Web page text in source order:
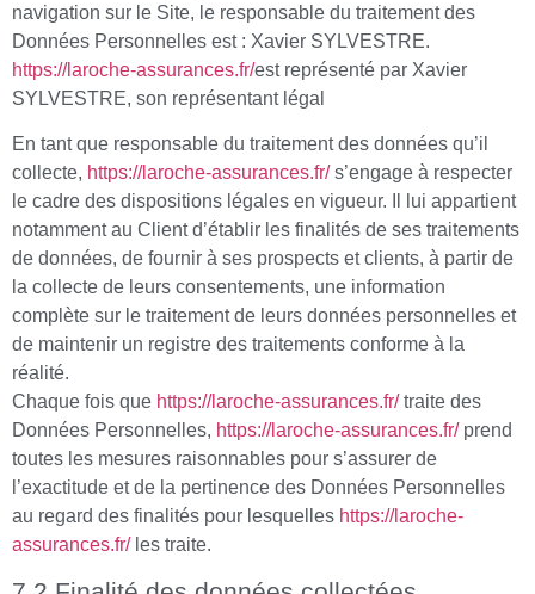
navigation sur le Site, le responsable du traitement des
Données Personnelles est : Xavier SYLVESTRE.
https://laroche-assurances.fr/est représenté par Xavier
SYLVESTRE, son représentant légal
En tant que responsable du traitement des données qu’il
collecte, https://laroche-assurances.fr/s’engage à respecter
le cadre des dispositions légales en vigueur. Il lui appartient
notamment au Client d’établir les finalités de ses traitements
de données, de fournir à ses prospects et clients, à partir de
la collecte de leurs consentements, une information
complète sur le traitement de leurs données personnelles et
de maintenir un registre des traitements conforme à la
réalité.
Chaque fois que https://laroche-assurances.fr/traite des
Données Personnelles, https://laroche-assurances.fr/prend
toutes les mesures raisonnables pour s’assurer de
l’exactitude et de la pertinence des Données Personnelles
au regard des finalités pour lesquelles https://laroche-
assurances.fr/les traite.